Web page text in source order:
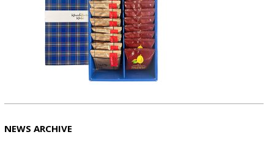
NEWS ARCHIVE